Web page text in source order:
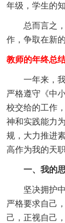
年级，学生的
总而言之，
作，争取在新
教师的年终总
一年来，我
严格遵守《中
校交给的工作
神和实践能力
规，大力推进
高作为我的天
一、我的
坚决拥护中
严格要求自己
己，正视自己